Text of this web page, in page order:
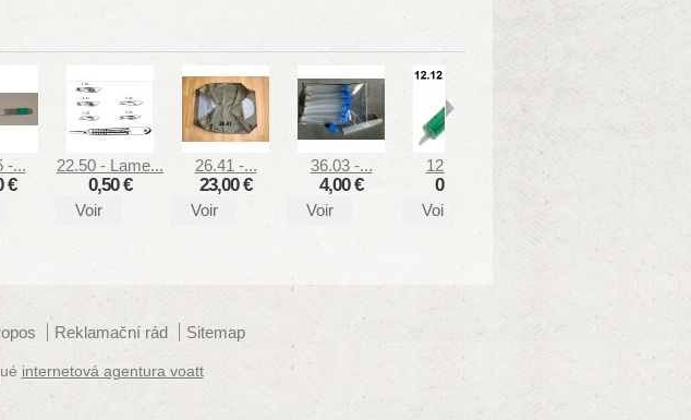
-...
€
22.50 - Lame...
0,50 €
Voir
26.41 -...
23,00 €
Voir
36.03 -...
4,00 €
Voir
12.12 -...
0,40 €
Voir
Reklamační rád Sitemap
internetová agentura voatt